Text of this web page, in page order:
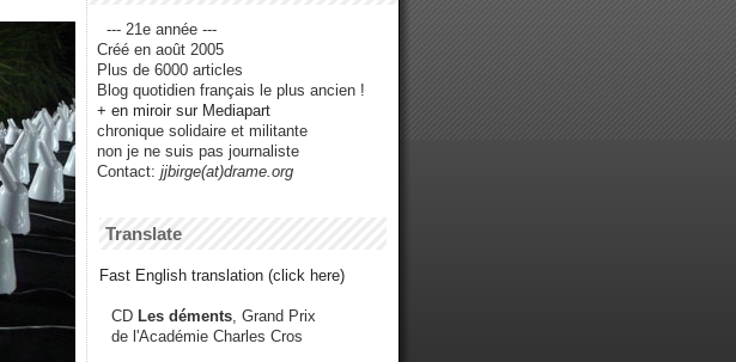
--- 21e année ---
Créé en août 2005
Plus de 6000 articles
Blog quotidien français le plus ancien !
+ en miroir sur Mediapart
chronique solidaire et militante
non je ne suis pas journaliste
Contact: jjbirge(at)drame.org
Translate
Fast English translation (click here)
CD Les déments , Grand Prix
de l'Académie Charles Cros